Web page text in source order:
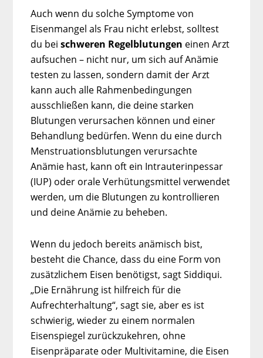
Auch wenn du solche Symptome von
Eisenmangel als Frau nicht erlebst, solltest
du beischweren Regelblutungen einen Arzt
aufsuchen – nicht nur, um sich auf Anämie
testen zu lassen, sondern damit der Arzt
kann auch alle Rahmenbedingungen
ausschließen kann, die deine starken
Blutungen verursachen können und einer
Behandlung bedürfen. Wenn du eine durch
Menstruationsblutungen verursachte
Anämie hast, kann oft ein Intrauterinpessar
(IUP) oder orale Verhütungsmittel verwendet
werden, um die Blutungen zu kontrollieren
und deine Anämie zu beheben.
Wenn du jedoch bereits anämisch bist,
besteht die Chance, dass du eine Form von
zusätzlichem Eisen benötigst, sagt Siddiqui.
„Die Ernährung ist hilfreich für die
Aufrechterhaltung“, sagt sie, aber es ist
schwierig, wieder zu einem normalen
Eisenspiegel zurückzukehren, ohne
Eisenpräparate oder Multivitamine, die Eisen